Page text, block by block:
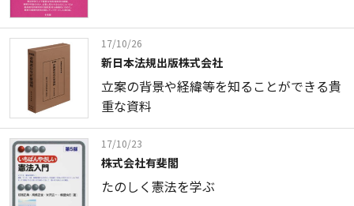
17/10/26
新日本法規出版株式会社
立案の背景や経緯等を知ることができる貴
重な資料
17/10/23
株式会社有斐閣
たのしく憲法を学ぶ